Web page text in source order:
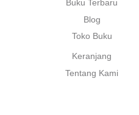
Buku Terbaru
Blog
Toko Buku
Keranjang
Tentang Kami